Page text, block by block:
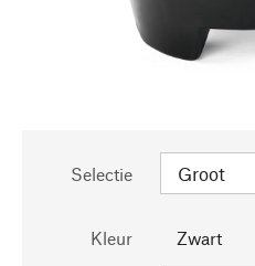
Selectie
Kleur Zwart